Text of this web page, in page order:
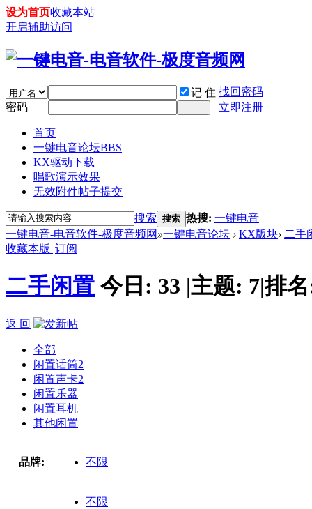
设为首页收藏本站
开启辅助访问
记 住 找回密码
密码
立即注册
首页
一键电音论坛BBS
KX驱动下载
唱歌演示效果
无效附件帖子提交
搜索 搜索 热搜: 一键电音
一键电音-电音软件-极度音频网 »一键电音论坛 › KX版块› 二手
收藏本版 |订阅
二手闲置 今日: 33 |主题: 7|排
返 回
全部
闲置话筒2
闲置声卡2
闲置乐器
闲置耳机
其他闲置
品牌: 不限
不限